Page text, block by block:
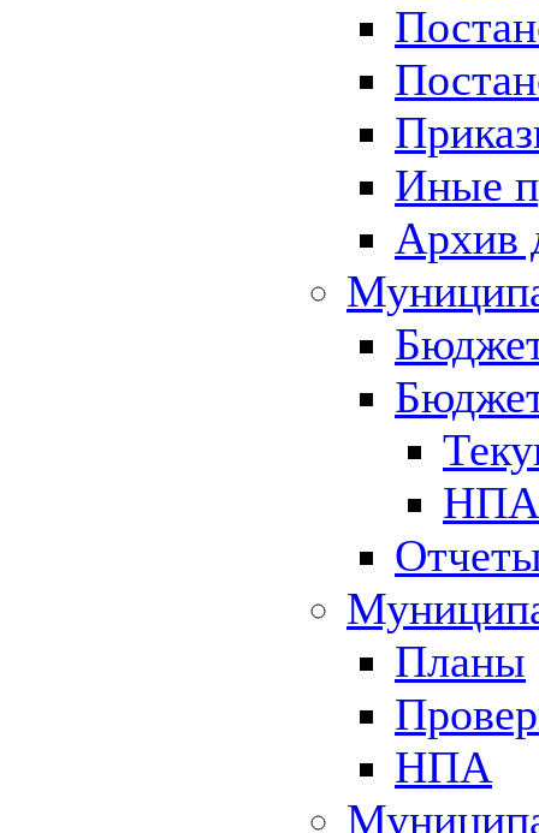
Иные
Архив
НПА
Планы
НПА